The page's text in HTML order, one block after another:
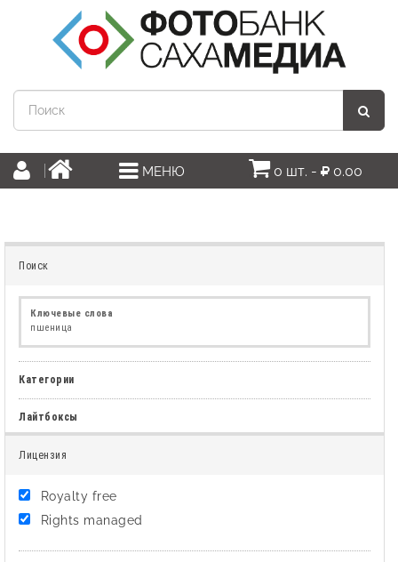
МЕНЮ 0 шт. - 0.00
Поиск
Ключевые слова
пшеница
Категории
Лайтбоксы
Лицензия
Royalty free
Rights managed